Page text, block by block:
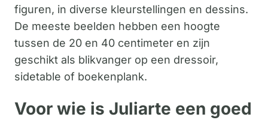
figuren, in diverse kleurstellingen en dessins.
De meeste beelden hebben een hoogte
tussen de 20 en 40 centimeter en zijn
geschikt als blikvanger op een dressoir,
sidetable of boekenplank.
Voor wie is Juliarte een goed